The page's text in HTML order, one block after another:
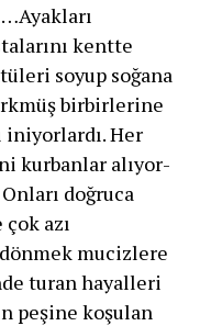
kentte
soyup soğana
birbirlerine
iniyorlardı. Her
kurbanlar alıyor­
doğruca
azı
mucizlere
turan hayalleri
peşine koşulan